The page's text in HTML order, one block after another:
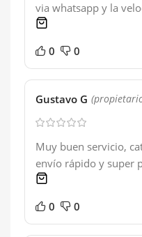
via whatsapp y la
0 0
Gustavo G
Muy buen servicio,
envío rápido y super
0 0